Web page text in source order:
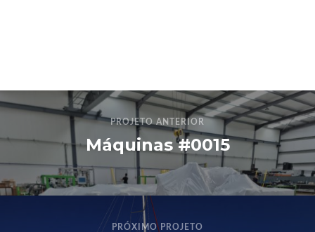
PROJETO ANTERIOR
Máquinas #0015
PRÓXIMO PROJETO